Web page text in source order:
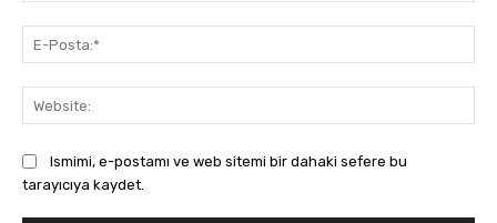
Ismimi, e-postamı ve web sitemi bir dahaki sefere bu
tarayıcıya kaydet.